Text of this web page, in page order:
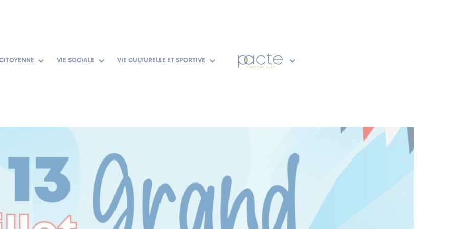
VIE SOCIALE VIE CULTURELLE ET SPORTIVE